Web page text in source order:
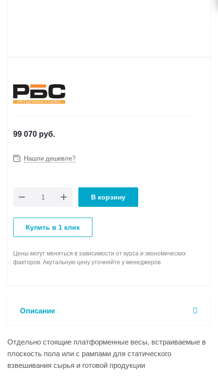
99 070 руб.
Нашли дешевле?
В корзину
Купить в 1 клик
Цены могут меняться в зависимости от курса и экономических
факторов. Акутальную цену уточняйте у менеджеров
Описание
Отдельно стоящие платформенные весы, встраиваемые в
плоскость пола или с рампами для статического
взвешивания сырья и готовой продукции